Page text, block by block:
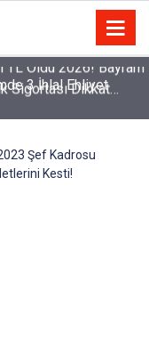
3 İhlal Ehliyet
Şef Kadrosu
Kesti!